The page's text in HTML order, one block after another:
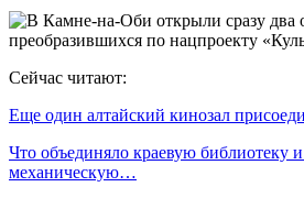
Сейчас читают:
Еще один алтайский кинозал
Что объединяло краевую библиотеку
механическую…